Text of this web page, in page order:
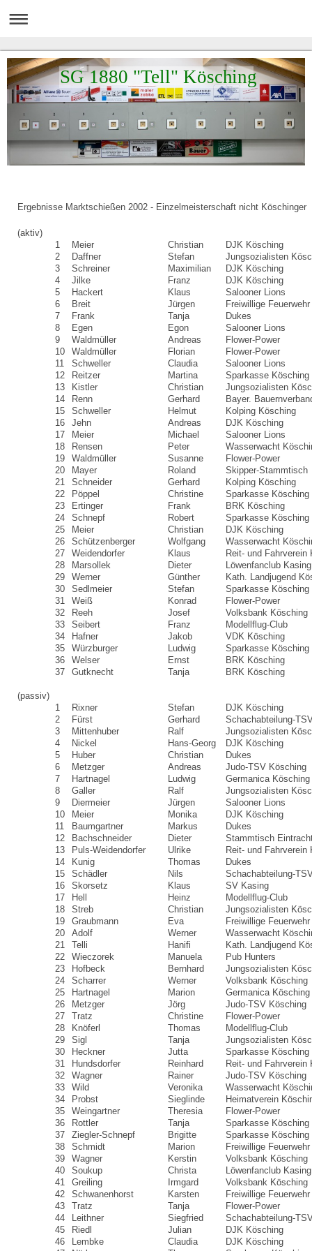
SG 1880 "Tell" Kösching
Ergebnisse Marktschießen 2002 - Einzelmeisterschaft nicht Köschinger
(aktiv)
1
Meier Christian
DJK Kösching
2
Daffner Stefan
Jungsozialisten
3
Schreiner Maximilian
DJK Kösching
4
Jilke Franz
DJK Kösching
5
Hackert Klaus
Salooner Lions
6
Breit Jürgen
Freiwillige
7
Frank Tanja
Dukes
8
Egen Egon
Salooner Lions
9
Waldmüller Andreas
Flower-Power
10
Waldmüller Florian
Flower-Power
11
Schweller Claudia
Salooner Lions
12
Reitzer Martina
Sparkasse Kösching
13
Kistler Christian
Jungsozialisten
14
Renn Gerhard
Bayer.
15
Schweller Helmut
Kolping Kösching
16
Jehn Andreas
DJK Kösching
17
Meier Michael
Salooner Lions
18
Rensen Peter
Wasserwacht
19
Waldmüller Susanne
Flower-Power
20
Mayer Roland
Skipper-Stammtisch
21
Schneider Gerhard
Kolping Kösching
22
Pöppel Christine
Sparkasse Kösching
23
Ertinger Frank
BRK Kösching
24
Schnepf Robert
Sparkasse Kösching
25
Meier Christian
DJK Kösching
26
Schützenberger Wolfgang
Wasserwacht
27
Weidendorfer Klaus
Reit- und Fahrverein
28
Marsollek Dieter
Löwenfanclub Kasing
29
Werner Günther
Kath. Landjugend
30
Sedlmeier Stefan
Sparkasse Kösching
31
Weiß Konrad
Flower-Power
32
Reeh Josef
Volksbank Kösching
33
Seibert Franz
Modellflug-Club
34
Hafner Jakob
VDK Kösching
35
Würzburger Ludwig
Sparkasse Kösching
36
Welser Ernst
BRK Kösching
37
Gutknecht Tanja BRK Kösching
(passiv)
1
Rixner Stefan
DJK Kösching
2
Fürst Gerhard
Schachabteilung-
3
Mittenhuber Ralf
Jungsozialisten
4
Nickel Hans-Georg
DJK Kösching
5
Huber Christian
Dukes
6
Metzger Andreas
Judo-TSV Kösching
7
Hartnagel Ludwig
Germanica Kösching
8
Galler Ralf
Jungsozialisten
9
Diermeier Jürgen
Salooner Lions
10
Meier Monika
DJK Kösching
11
Baumgartner Markus
Dukes
12
Bachschneider Dieter
Stammtisch
13
Puls-Weidendorfer Ulrike
Reit- und Fahrverein
14
Kunig Thomas
Dukes
15
Schädler Nils
Schachabteilung-
16
Skorsetz Klaus
SV Kasing
17
Hell Heinz
Modellflug-Club
18
Streb Christian
Jungsozialisten
19
Graubmann Eva
Freiwillige
20
Adolf Werner
Wasserwacht
21
Telli Hanifi
Kath. Landjugend
22
Wieczorek Manuela
Pub Hunters
23
Hofbeck Bernhard
Jungsozialisten
24
Scharrer Werner
Volksbank Kösching
25
Hartnagel Marion
Germanica Kösching
26
Metzger Jörg
Judo-TSV Kösching
27
Tratz Christine
Flower-Power
28
Knöferl Thomas
Modellflug-Club
29
Sigl Tanja
Jungsozialisten
30
Heckner Jutta
Sparkasse Kösching
31
Hundsdorfer Reinhard
Reit- und Fahrverein
32
Wagner Rainer
Judo-TSV Kösching
33
Wild Veronika
Wasserwacht
34
Probst Sieglinde
Heimatverein
35
Weingartner Theresia
Flower-Power
36
Rottler Tanja
Sparkasse Kösching
37
Ziegler-Schnepf Brigitte
Sparkasse Kösching
38
Schmidt Marion
Freiwillige
39
Wagner Kerstin
Volksbank Kösching
40
Soukup Christa
Löwenfanclub Kasing
41
Greiling Irmgard
Volksbank Kösching
42
Schwanenhorst Karsten
Freiwillige
43
Tratz Tanja
Flower-Power
44
Leithner Siegfried
Schachabteilung-
45
Riedl Julian
DJK Kösching
46
Lembke Claudia
DJK Kösching